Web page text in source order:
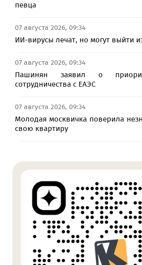
певца
07 августа 2026, 09:34
ИИ-вирусы лечат, но могут выйти
07 августа 2026, 09:34
Пашинян заявил о
сотрудничества с ЕАЭС
07 августа 2026, 09:34
Молодая москвичка поверила
свою квартиру